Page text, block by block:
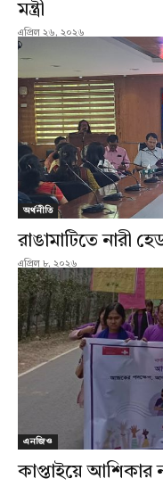
মন্ত্রী
এপ্রিল ২৬, ২০২৬
অর্থনীতি
রাঙামাটিতে নারী
এপ্রিল ৮, ২০২৬
এনজিও
কাপ্তাইয়ে আশিকার